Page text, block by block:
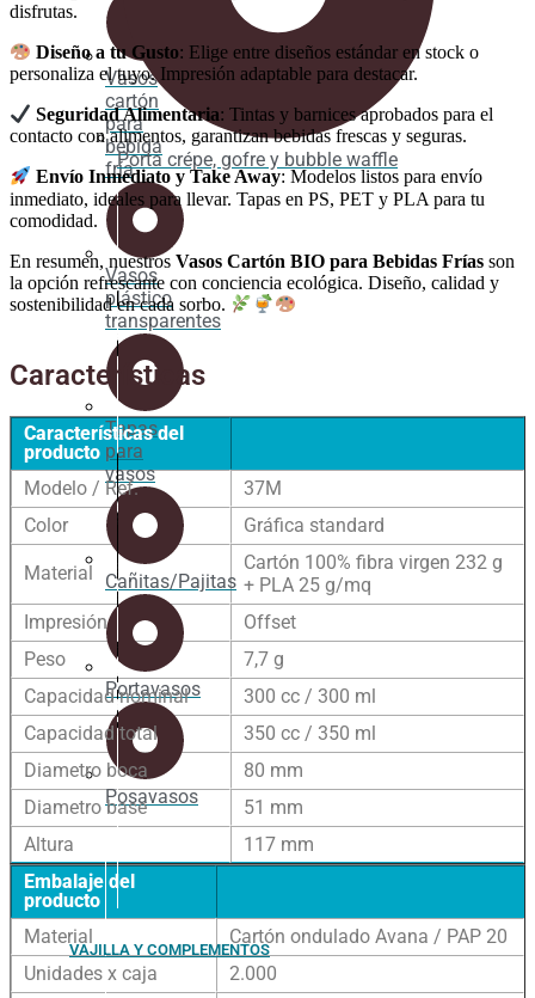
Vasos
cartón
para
bebida
fría
Vasos
plástico
transparentes
Tapas
para
vasos
Cañitas/Pajitas
Portavasos
Posavasos
Porta crépe, gofre y bubble waffle
VAJILLA Y COMPLEMENTOS
disfrutas.
Diseño a tu Gusto: Elige entre diseños estándar en stock o
personaliza el tuyo. Impresión adaptable para destacar.
Seguridad Alimentaria: Tintas y barnices aprobados para el
contacto con alimentos, garantizan bebidas frescas y seguras.
Envío Inmediato y Take Away: Modelos listos para envío
inmediato, ideales para llevar. Tapas en PS, PET y PLA para tu
comodidad.
En resumen, nuestros Vasos Cartón BIO para Bebidas Frías son
la opción refrescante con conciencia ecológica. Diseño, calidad y
sostenibilidad en cada sorbo.
Características
Características del
producto
Modelo / Ref.
37M
Color
Gráfica standard
Material
Cartón 100% fibra virgen 232 g
+ PLA 25 g/mq
Impresión
Offset
Peso
7,7 g
Capacidad nominal
300 cc / 300 ml
Capacidad total
350 cc / 350 ml
Diametro boca
80 mm
Diametro base
51 mm
Altura
117 mm
Embalaje del
producto
Material
Cartón ondulado Avana / PAP 20
Unidades x caja
2.000